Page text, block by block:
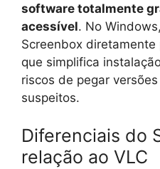
software totalmente
acessível. No
Screenbox
que simplifica
riscos de pegar
suspeitos.
Diferenciais do
relação ao VLC